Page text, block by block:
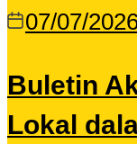
07/07/
Buletin
Lokal